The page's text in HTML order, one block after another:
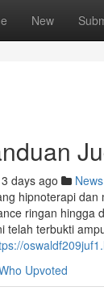
New
days ago News
hipnoterapi
ringan hingga
telah terbukti
Upvoted